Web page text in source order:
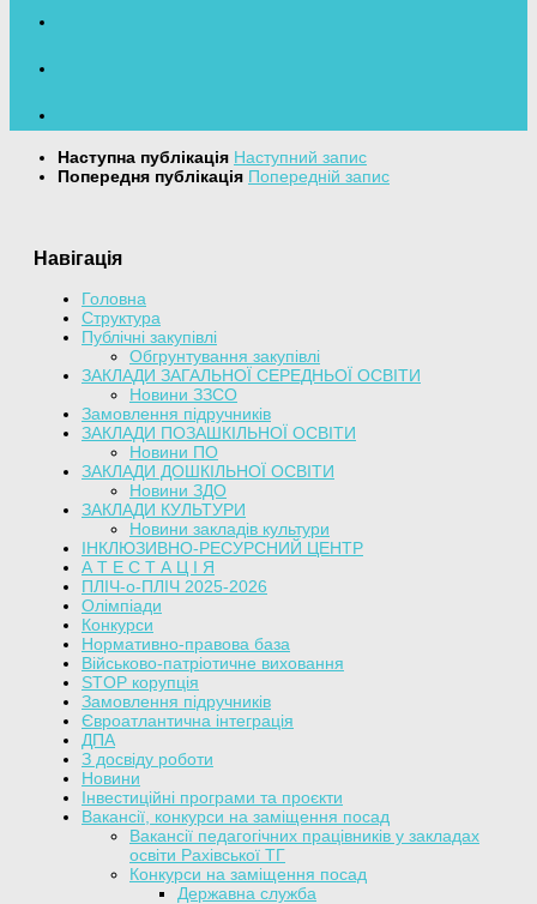
Наступна публікація Наступний запис
Попередня публікація Попередній запис
Навігація
Головна
Структура
Публічні закупівлі
Обгрунтування закупівлі
ЗАКЛАДИ ЗАГАЛЬНОЇ СЕРЕДНЬОЇ ОСВІТИ
Новини ЗЗСО
Замовлення підручників
ЗАКЛАДИ ПОЗАШКІЛЬНОЇ ОСВІТИ
Новини ПО
ЗАКЛАДИ ДОШКІЛЬНОЇ ОСВІТИ
Новини ЗДО
ЗАКЛАДИ КУЛЬТУРИ
Новини закладів культури
ІНКЛЮЗИВНО-РЕСУРСНИЙ ЦЕНТР
А Т Е С Т А Ц І Я
ПЛІЧ-о-ПЛІЧ 2025-2026
Олімпіади
Конкурси
Нормативно-правова база
Військово-патріотичне виховання
STOP корупція
Замовлення підручників
Євроатлантична інтеграція
ДПА
З досвіду роботи
Новини
Інвестиційні програми та проєкти
Вакансії, конкурси на заміщення посад
Вакансії педагогічних працівників у закладах
освіти Рахівської ТГ
Конкурси на заміщення посад
Державна служба